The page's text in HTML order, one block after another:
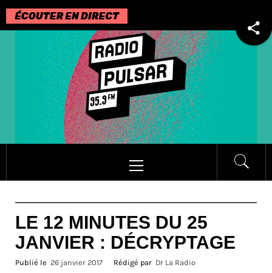
Passer
au
contenu
principal
LE 12 MINUTES DU 25
JANVIER : DÉCRYPTAGE
Publié le 26 janvier 2017 Rédigé par Dr La Radio